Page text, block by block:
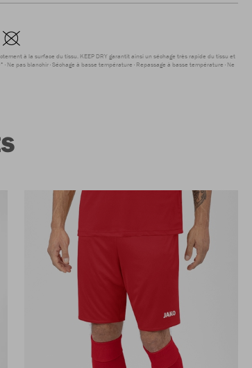
à la surface du tissu. KEEP DRY garantit ainsi un séchage très rapide du tissu et
Ne pas blanchir Séchage à basse température Repassage à basse température Ne